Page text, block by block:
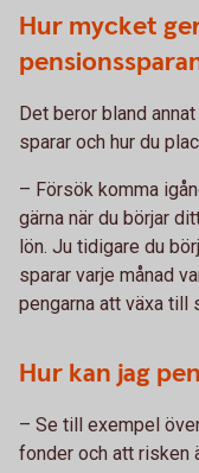
Hur mycket
Det beror bland
sparar och hur du
– Försök komma
gärna när du börjar
lön. Ju tidigare du
sparar varje månad
pengarna att växa till
Hur kan jag
– Se till exempel
fonder och att risken